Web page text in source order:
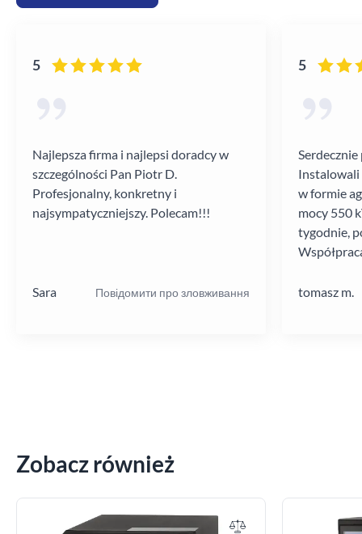
5
Najlepsza firma i najlepsi doradcy w
szczególności Pan Piotr D.
Profesjonalny, konkretny i
najsympatyczniejszy. Polecam!!!
Sara Повідомити про зловживання
5
Instalowali
w formie
mocy 550
tygodnie,
tomasz m.
Zobacz również